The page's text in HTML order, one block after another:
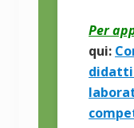
Per
qui: